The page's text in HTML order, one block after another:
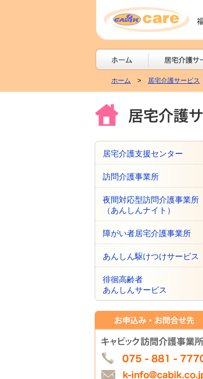
ホーム > 居宅介護サービス
居宅介護支援センター
訪問介護事業所
夜間対応型訪問介護事業所
（あんしんナイト）
障がい者居宅介護事業所
あんしん駆けつけサービス
徘徊高齢者
あんしんサービス